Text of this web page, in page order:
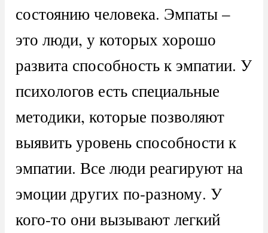
состоянию человека. Эмпаты –
это люди, у которых хорошо
развита способность к эмпатии. У
психологов есть специальные
методики, которые позволяют
выявить уровень способности к
эмпатии. Все люди реагируют на
эмоции других по-разному. У
кого-то они вызывают легкий